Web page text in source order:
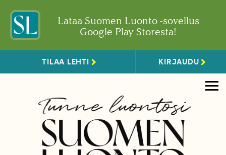
Lataa Suomen Luonto -sovellus
Google Play Storesta!
TILAA LEHTI KIRJAUDU